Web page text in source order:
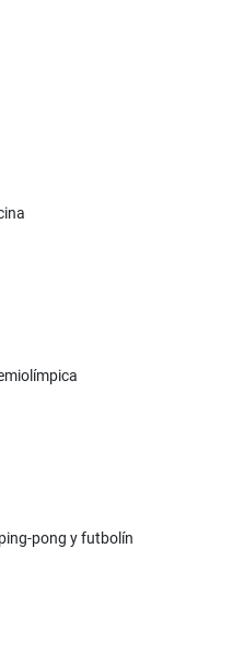
pong y futbolín